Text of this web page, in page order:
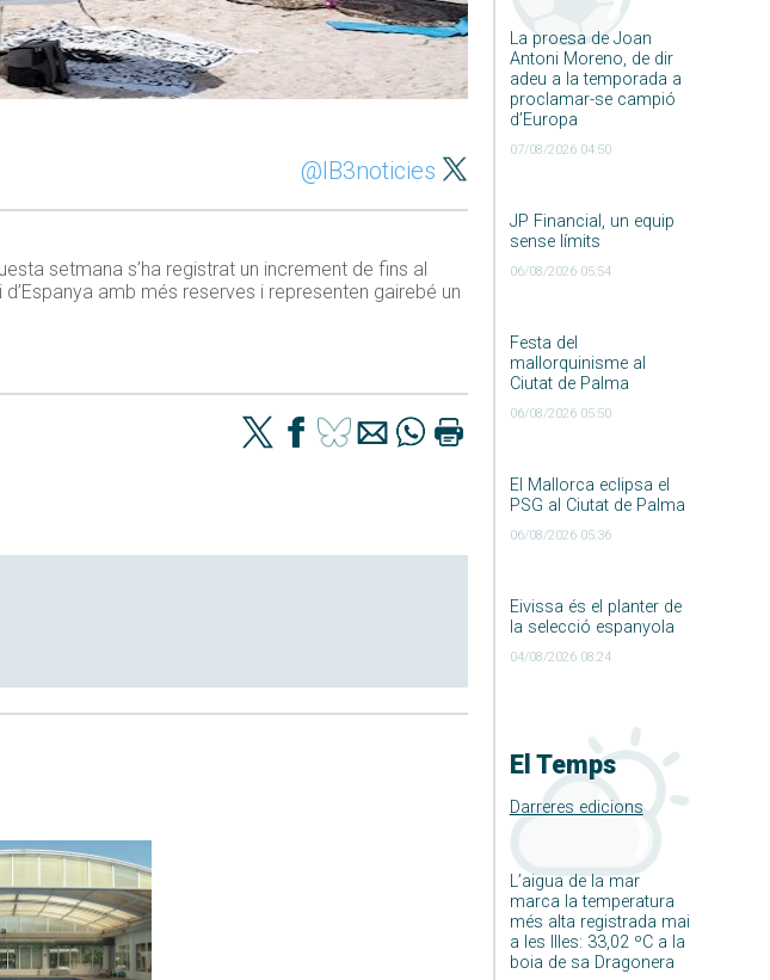
La proesa de Joan
Antoni Moreno, de dir
adeu a la temporada a
proclamar-se campió
d’Europa
07/08/2026 04:50
JP Financial, un equip
sense límits
06/08/2026 05:54
Festa del
mallorquinisme al
Ciutat de Palma
06/08/2026 05:50
El Mallorca eclipsa el
PSG al Ciutat de Palma
06/08/2026 05:36
Eivissa és el planter de
la selecció espanyola
04/08/2026 08:24
El Temps
Darreres edicions
L’aigua de la mar
marca la temperatura
més alta registrada mai
a les Illes: 33,02 ºC a la
boia de sa Dragonera
@IB3noticies
setmana s’ha registrat un increment de fins al
amb més reserves i representen gairebé un